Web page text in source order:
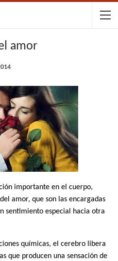
amor
importante en el cuerpo,
amor, que son las encargadas
sentimiento especial hacia otra
químicas, el cerebro libera
que producen una sensación de